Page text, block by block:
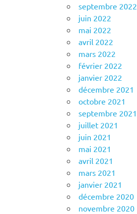
septembre 2022
juin 2022
mai 2022
avril 2022
mars 2022
février 2022
janvier 2022
décembre 2021
octobre 2021
septembre 2021
juillet 2021
juin 2021
mai 2021
avril 2021
mars 2021
janvier 2021
décembre 2020
novembre 2020